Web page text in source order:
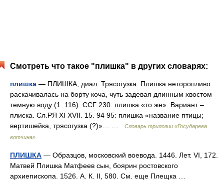
Смотреть что такое "плишка" в других словарях:
плишка — ПЛИШКА, диал. Трясогузка. Плишка неторопливо
раскачивалась на борту коча, чуть задевая длинным хвостом
темную воду (1. 116). ССГ 230: плишка «то же». Вариант –
плиска. Сл.РЯ XI XVII. 15. 94 95: плишка «название птицы;
вертишейка, трясогузка (?)»… …
Словарь трилогии «Государева
вотчина»
ПЛИШКА — Образцов, московский воевода. 1446. Лет. VI, 172.
Матвей Плишка Матфеев сын, боярин ростовского
архиепископа. 1526. А. К. II, 580. См. еще Плещка …